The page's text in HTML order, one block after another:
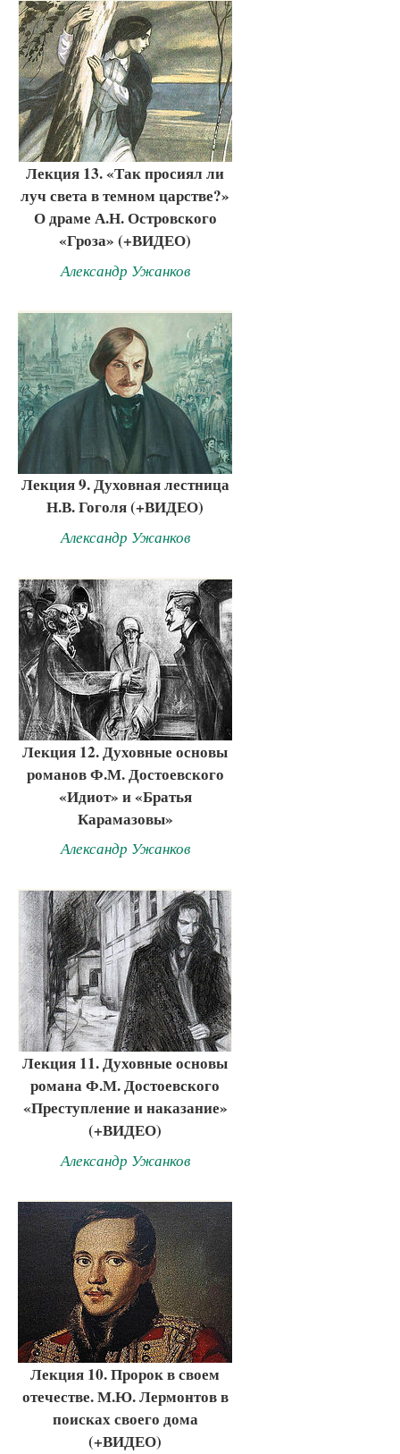
Лекция 13. «Так просиял ли
луч света в темном царстве?»
О драме А.Н. Островского
«Гроза» (+ВИДЕО)
Александр Ужанков
Лекция 9. Духовная лестница
Н.В. Гоголя (+ВИДЕО)
Александр Ужанков
Лекция 12. Духовные основы
романов Ф.М. Достоевского
«Идиот» и «Братья
Карамазовы»
Александр Ужанков
Лекция 11. Духовные основы
романа Ф.М. Достоевского
«Преступление и наказание»
(+ВИДЕО)
Александр Ужанков
Лекция 10. Пророк в своем
отечестве. М.Ю. Лермонтов в
поисках своего дома
(+ВИДЕО)